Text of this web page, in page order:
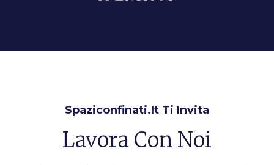
Spaziconfinati.it Ti Invita
Lavora Con Noi